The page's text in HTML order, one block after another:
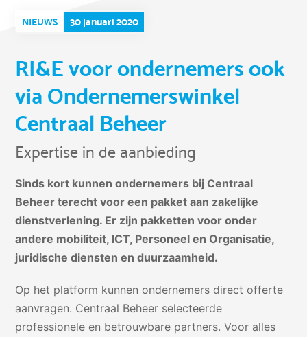
NIEUWS 30 januari 2020
RI&E voor ondernemers ook
via Ondernemerswinkel
Centraal Beheer
Expertise in de aanbieding
Sinds kort kunnen ondernemers bij Centraal
Beheer terecht voor een pakket aan zakelijke
dienstverlening. Er zijn pakketten voor onder
andere mobiliteit, ICT, Personeel en Organisatie,
juridische diensten en duurzaamheid.
Op het platform kunnen ondernemers direct offerte
aanvragen. Centraal Beheer selecteerde
professionele en betrouwbare partners. Voor alles